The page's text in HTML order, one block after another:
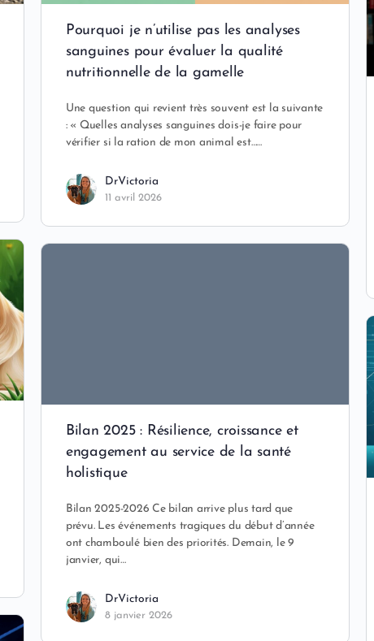
Pourquoi je n’utilise pas les analyses
sanguines pour évaluer la qualité
nutritionnelle de la gamelle
Une question qui revient très souvent est la suivante
: « Quelles analyses sanguines dois-je faire pour
vérifier si la ration de mon animal est……
DrVictoria
11 avril 2026
Bilan 2025 : Résilience, croissance et
engagement au service de la santé
holistique
Bilan 2025-2026 Ce bilan arrive plus tard que
prévu. Les événements tragiques du début d’année
ont chamboulé bien des priorités. Demain, le 9
janvier, qui…
DrVictoria
8 janvier 2026